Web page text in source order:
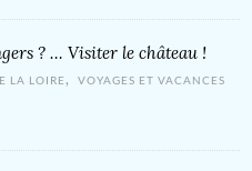
? … Visiter le château !
LA LOIRE , VOYAGES ET VACANCES